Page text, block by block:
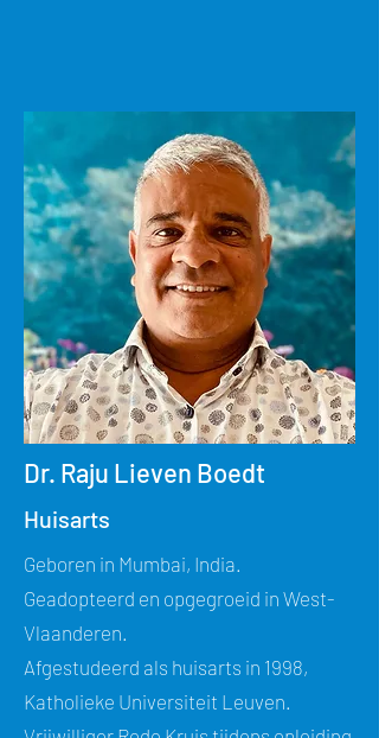
Dr. Raju Lieven Boedt
Huisarts
Geboren in Mumbai, India.
Geadopteerd en opgegroeid in West-
Vlaanderen.
Afgestudeerd als huisarts in 1998,
Katholieke Universiteit Leuven.